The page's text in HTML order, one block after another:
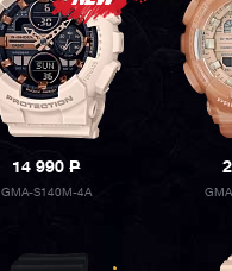
14 990P
GMA-S140M-4A